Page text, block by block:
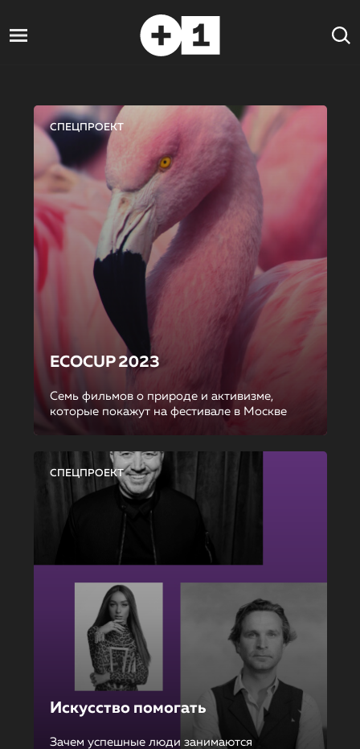
СПЕЦПРОЕКТ
ECOCUP 2023
Семь фильмов о природе и активизме,
которые покажут на фестивале в Москве
СПЕЦПРОЕКТ
Искусство помогать
Зачем успешные люди занимаются